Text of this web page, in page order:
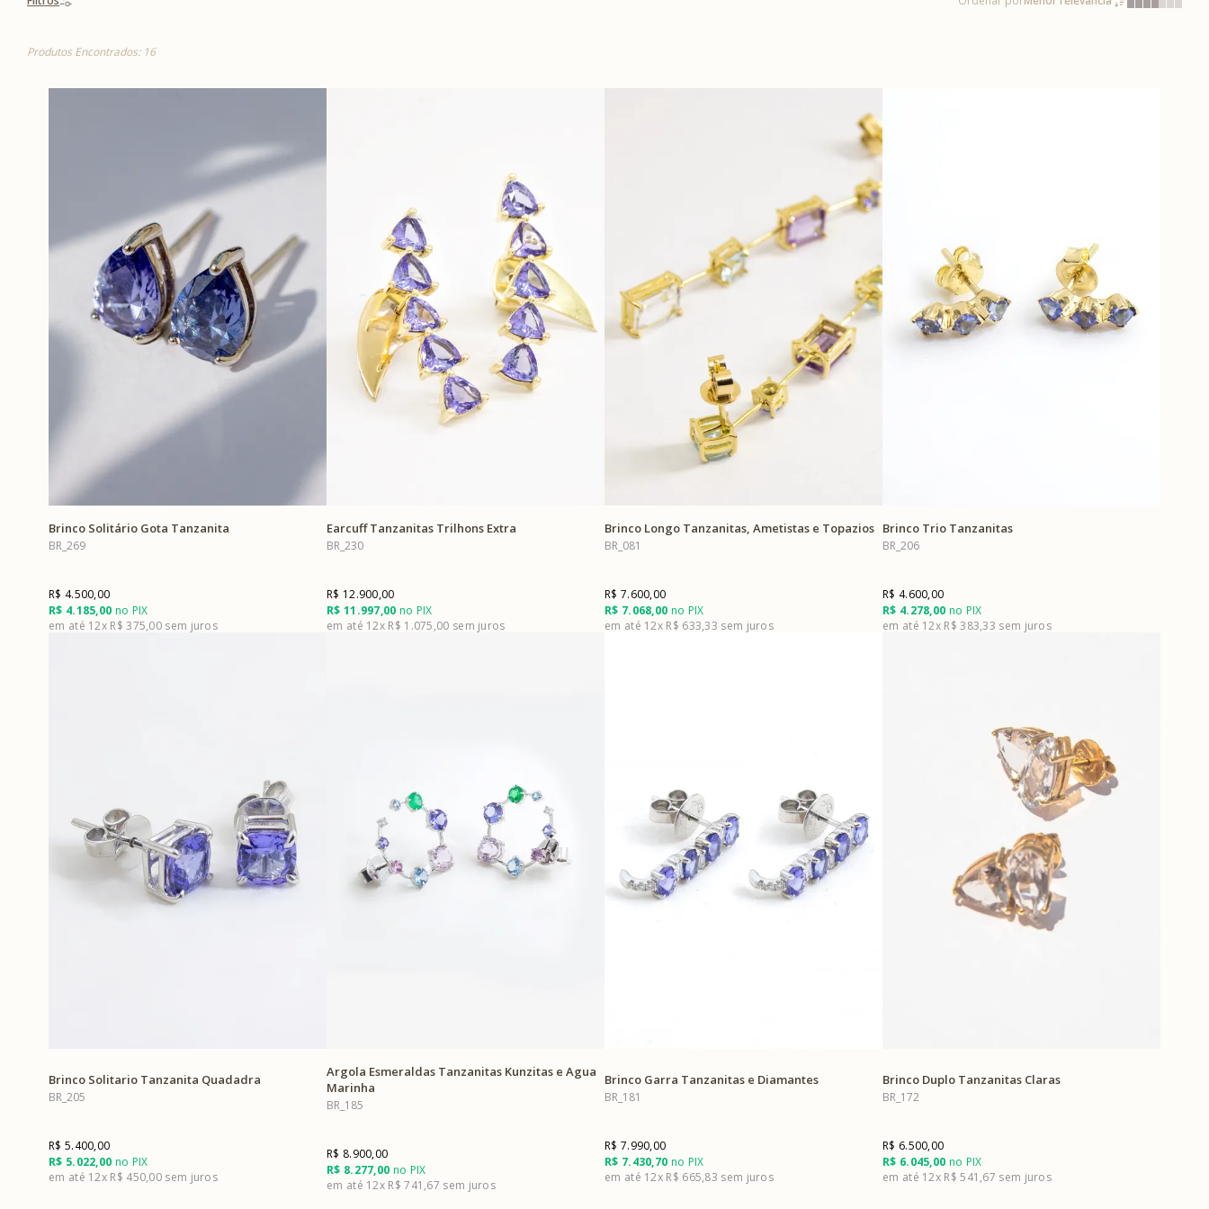
Produtos Encontrados: 16
Brinco Solitário Gota Tanzanita
BR_269
R$ 4.185,00 no PIX
R$ 4.500,00
12x R$ 375,00
Earcuff Tanzanitas Trilhons Extra
BR_230
R$ 11.997,00 no PIX
R$ 12.900,00
12x R$ 1.075,00
Brinco Longo Tanzanitas, Ametistas e Topazios
BR_081
R$ 7.068,00 no PIX
R$ 7.600,00
12x R$ 633,33
Brinco Trio Tanzanitas
BR_206
R$ 4.278,00 no PIX
R$ 4.600,00
12x R$ 383,33
Brinco Solitario Tanzanita Quadadra
BR_205
R$ 5.022,00 no PIX
R$ 5.400,00
12x R$ 450,00
Argola Esmeraldas Tanzanitas Kunzitas e Agua
Marinha
BR_185
R$ 8.277,00 no PIX
R$ 8.900,00
12x R$ 741,67
Brinco Garra Tanzanitas e Diamantes
BR_181
R$ 7.430,70 no PIX
R$ 7.990,00
12x R$ 665,83
Brinco Duplo Tanzanitas Claras
BR_172
R$ 6.045,00 no PIX
R$ 6.500,00
12x R$ 541,67